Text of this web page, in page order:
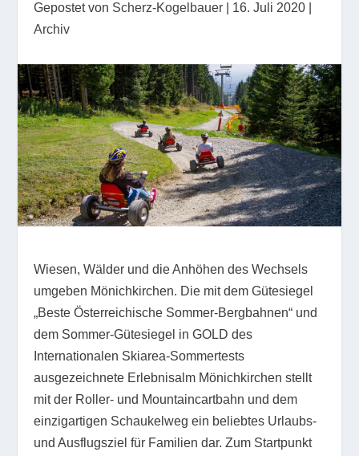
Gepostet von Scherz-Kogelbauer 16. Juli 2020
Archiv
Wiesen, Wälder und die Anhöhen des Wechsels
umgeben Mönichkirchen. Die mit dem Gütesiegel
„Beste Österreichische Sommer-Bergbahnen“ und
dem Sommer-Gütesiegel in GOLD des
Internationalen Skiarea-Sommertests
ausgezeichnete Erlebnisalm Mönichkirchen stellt
mit der Roller- und Mountaincartbahn und dem
einzigartigen Schaukelweg ein beliebtes Urlaubs-
und Ausflugsziel für Familien dar. Zum Startpunkt